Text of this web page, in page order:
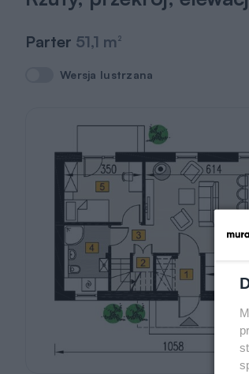
Parter 51,1 m 2
Wersja lustrzana
Wersja lustrzana